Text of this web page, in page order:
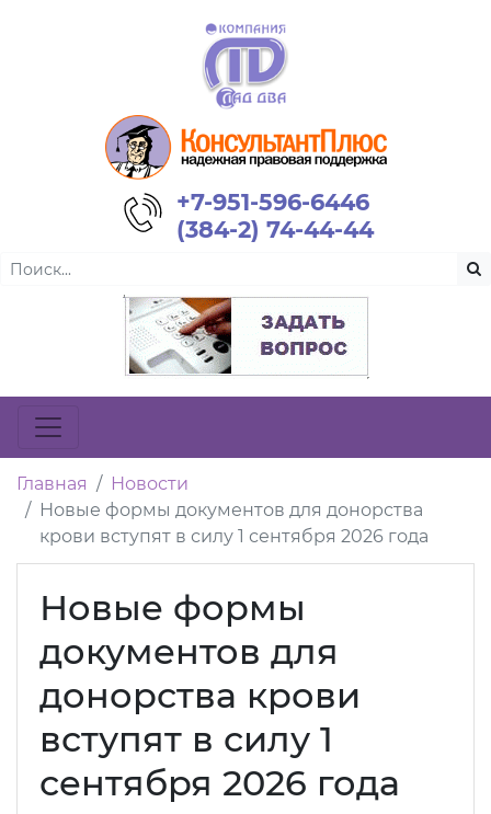
+7-951-596-6446
(384-2) 74-44-44
Главная
Новости
Новые формы документов для донорства
крови вступят в силу 1 сентября 2026 года
Новые формы
документов для
донорства крови
вступят в силу 1
сентября 2026 года